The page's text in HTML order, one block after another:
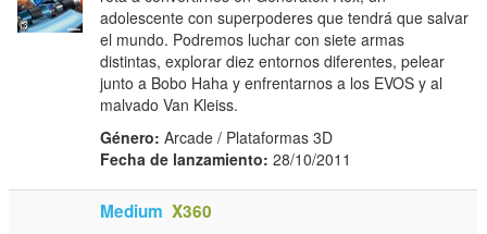
adolescente con superpoderes que tendrá que salvar
el mundo. Podremos luchar con siete armas
distintas, explorar diez entornos diferentes, pelear
junto a Bobo Haha y enfrentarnos a los EVOS y al
malvado Van Kleiss.
Género: Arcade / Plataformas 3D
Fecha de lanzamiento: 28/10/2011
Medium X360